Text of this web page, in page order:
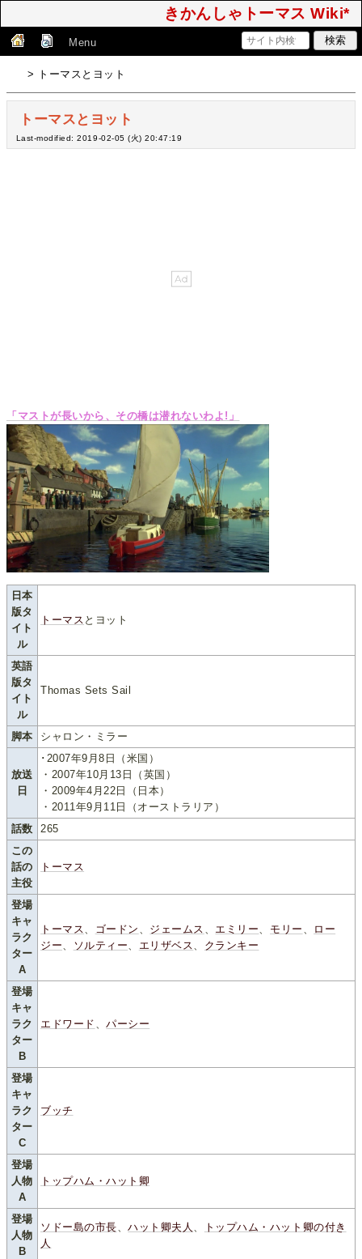
きかんしゃトーマス Wiki*
Menu
> トーマスとヨット
トーマスとヨット
Last-modified: 2019-02-05 (火) 20:47:19
「マストが長いから、その橋は潜れないわよ!」
日本
版タ
イト
ル
トーマス とヨット
英語
版タ
イト
ル
Thomas Sets Sail
脚本 シャロン・ミラー
放送
日
･2007年9月8日（米国）
・2007年10月13日（英国）
・2009年4月22日（日本）
・2011年9月11日（オーストラリア）
話数
265
この
話の
主役
トーマス
登場
キャ
ラク
ター
A
トーマス、 ゴードン 、 ジェームス 、 エミリー、 モリー 、
ロー
ジー、 ソルティー、 エリザベス、 クランキー
登場
キャ
ラク
ター
B
エドワード 、パーシー
登場
キャ
ラク
ター
C
ブッチ
登場
人物
A
トップハム・ハット卿
登場
人物
B
ソドー島の市長、ハット卿夫人 、
トップハム・ハット卿の付き
人